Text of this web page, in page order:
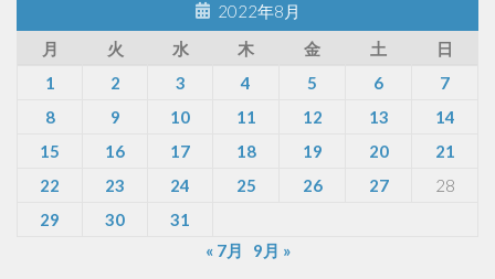
2022年8月
月
火 水 木 金 土
日
1
2 3 4 5 6
7
8
9 10 11 12 13
14
15
16 17 18 19 20
21
22
23 24 25 26 27
28
29
30
31
« 7月
9月 »